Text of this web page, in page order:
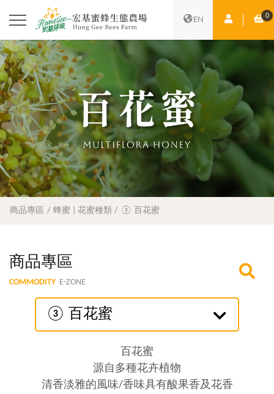
EN 會員中心0
購
商品專區 蜂蜜 | 花蜜種類 ③ 百花蜜
商品專區
COMMODITY E-ZONE
③ 百花蜜
百花蜜
源自多種花卉植物
清香淡雅的風味/香味具有酸果香及花香